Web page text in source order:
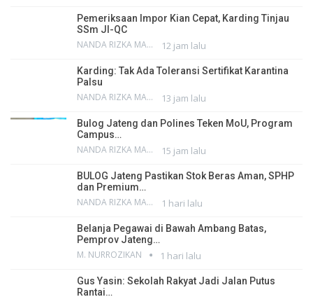
Pemeriksaan Impor Kian Cepat, Karding Tinjau
SSm JI-QC
NANDA RIZKA MAHENDRA 12 jam lalu
Karding: Tak Ada Toleransi Sertifikat Karantina
Palsu
NANDA RIZKA MAHENDRA 13 jam lalu
Bulog Jateng dan Polines Teken MoU, Program
Campus…
NANDA RIZKA MAHENDRA 15 jam lalu
BULOG Jateng Pastikan Stok Beras Aman, SPHP
dan Premium…
NANDA RIZKA MAHENDRA 1 hari lalu
Belanja Pegawai di Bawah Ambang Batas,
Pemprov Jateng…
M. NURROZIKAN 1 hari lalu
Gus Yasin: Sekolah Rakyat Jadi Jalan Putus
Rantai…